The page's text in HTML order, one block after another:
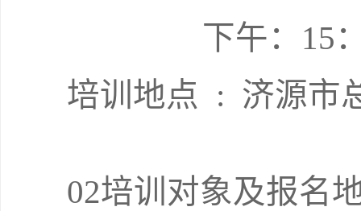
下午：15：
培训地点 : 济源市
02培训对象及报名